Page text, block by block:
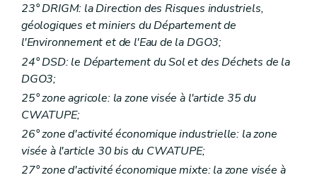
23° DRIGM: la Direction des Risques industriels,
géologiques et miniers du Département de
l'Environnement et de l'Eau de la DGO3;
24° DSD: le Département du Sol et des Déchets de la
DGO3;
25° zone agricole: la zone visée à l'article 35 du
CWATUPE;
26° zone d'activité économique industrielle: la zone
visée à l'article 30bis du CWATUPE;
27° zone d'activité économique mixte: la zone visée à